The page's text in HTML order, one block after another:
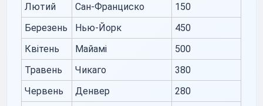
Лютий
Сан-Франциско
150
Березень
Нью-Йорк
450
Квітень
Майамі
500
Травень
Чикаго
380
Червень
Денвер
280